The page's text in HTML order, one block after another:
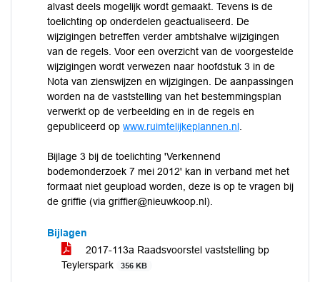
alvast deels mogelijk wordt gemaakt. Tevens is de
toelichting op onderdelen geactualiseerd. De
wijzigingen betreffen verder ambtshalve wijzigingen
van de regels. Voor een overzicht van de voorgestelde
wijzigingen wordt verwezen naar hoofdstuk 3 in de
Nota van zienswijzen en wijzigingen. De aanpassingen
worden na de vaststelling van het bestemmingsplan
verwerkt op de verbeelding en in de regels en
gepubliceerd op www.ruimtelijkeplannen.nl
Bijlage 3 bij de toelichting 'Verkennend
bodemonderzoek 7 mei 2012' kan in verband met het
formaat niet geupload worden, deze is op te vragen bij
de griffie (via griffier@nieuwkoop.nl).
Bijlagen
2017-113a Raadsvoorstel vaststelling bp
Teylerspark
356 KB